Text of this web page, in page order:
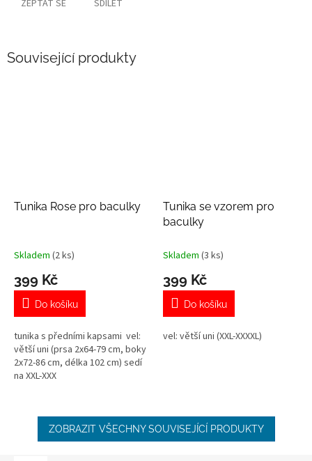
ZEPTAT SE SDÍLET
Související produkty
Tunika Rose pro baculky
Skladem (2 ks)
399 Kč
Do košíku
tunika s předními kapsami vel:
větší uni (prsa 2x64-79 cm, boky
2x72-86 cm, délka 102 cm) sedí
na XXL-XXX
Tunika se vzorem pro
baculky
Skladem (3 ks)
399 Kč
Do košíku
vel: větší uni (XXL-XXXXL)
ZOBRAZIT VŠECHNY SOUVISEJÍCÍ PRODUKTY